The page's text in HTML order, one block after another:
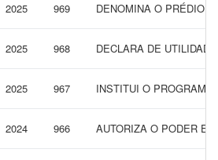
2025 969 DENOMINA O PRÉDIO
2025 968 DECLARA DE
2025 967 INSTITUI O
2024 966 AUTORIZA O PODER